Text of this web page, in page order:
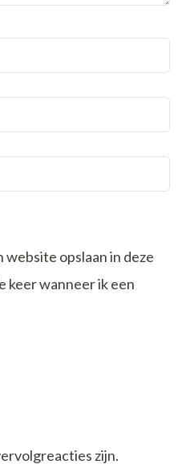
website opslaan in deze
keer wanneer ik een
zijn.